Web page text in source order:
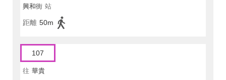
興和街 站
距離 50m
107
往 華貴